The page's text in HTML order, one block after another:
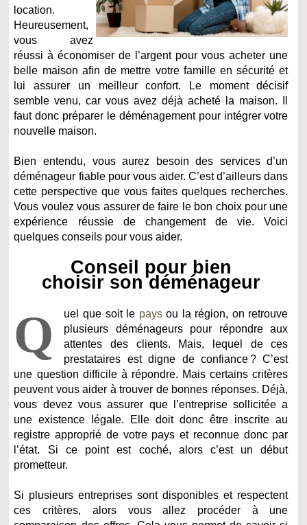
location.
Heureusement,
vous avez
réussi à économiser de l’argent pour vous acheter une
belle maison afin de mettre votre famille en sécurité et
lui assurer un meilleur confort. Le moment décisif
semble venu, car vous avez déjà acheté la maison. Il
faut donc préparer le déménagement pour intégrer votre
nouvelle maison.
Bien entendu, vous aurez besoin des services d’un
déménageur fiable pour vous aider. C’est d’ailleurs dans
cette perspective que vous faites quelques recherches.
Vous voulez vous assurer de faire le bon choix pour une
expérience réussie de changement de vie. Voici
quelques conseils pour vous aider.
Conseil pour bien
choisir son déménageur
Q uel que soit le paysou la région, on retrouve
plusieurs déménageurs pour répondre aux
attentes des clients. Mais, lequel de ces
prestataires est digne de confiance ? C’est
une question difficile à répondre. Mais certains critères
peuvent vous aider à trouver de bonnes réponses. Déjà,
vous devez vous assurer que l’entreprise sollicitée a
une existence légale. Elle doit donc être inscrite au
registre approprié de votre pays et reconnue donc par
l’état. Si ce point est coché, alors c’est un début
prometteur.
Si plusieurs entreprises sont disponibles et respectent
ces critères, alors vous allez procéder à une